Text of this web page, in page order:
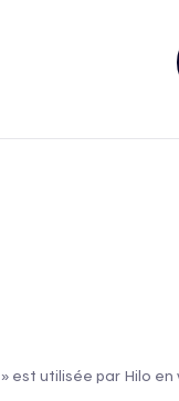
est utilisée par Hilo